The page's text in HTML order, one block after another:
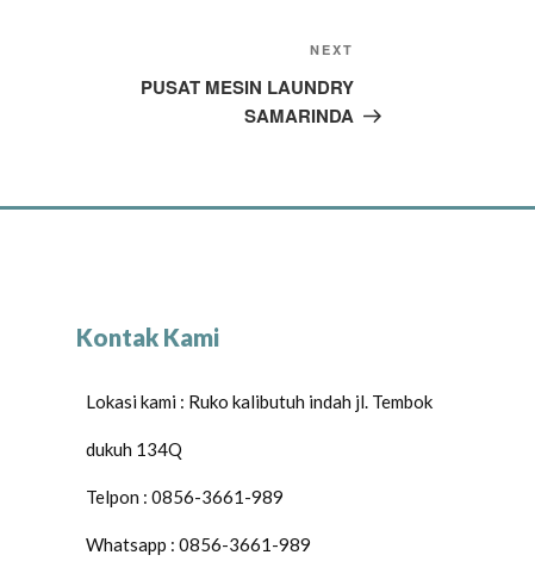
NEXT
PUSAT MESIN LAUNDRY
SAMARINDA
Kontak Kami
Lokasi kami : Ruko kalibutuh indah jl. Tembok
dukuh 134Q
Telpon : 0856-3661-989
Whatsapp : 0856-3661-989